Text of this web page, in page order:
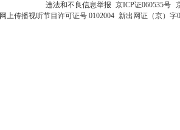
违法和不良信息举报 京ICP证060535号
网上传播视听节目许可证号 0102004 新出网证（京）